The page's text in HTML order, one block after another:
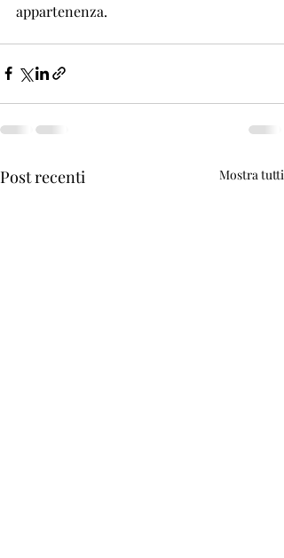
appartenenza.
Post recenti Mostra tutti